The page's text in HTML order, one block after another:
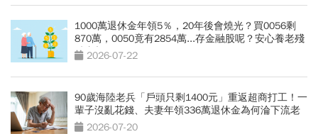
1000萬退休金年領5％，20年後會燒光？買0056剩
870萬，0050竟有2854萬...存金融股呢？安心養老殘
酷真相
2026-07-22
90歲海陸老兵「戶頭只剩1400元」重返超商打工！一
輩子沒亂花錢、夫妻年領336萬退休金為何淪下流老
人？2026-07-20